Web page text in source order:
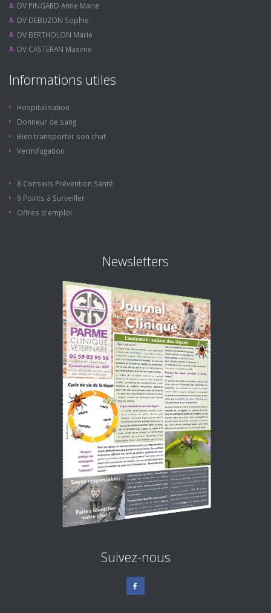
DV PINGARD Anne Marie
DV DEBUZON Sophie
DV BERTHOLON Marie
DV CASTERAN Maxime
Informations utiles
Hospitalisation
Donneur de sang
Bien transporter son chat
Vermifugation
8 Conseils Prévention Santé
9 Points à Surveiller
Offres d'emploi
Newsletters
Suivez-nous